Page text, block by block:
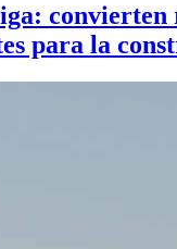
convierten
para la